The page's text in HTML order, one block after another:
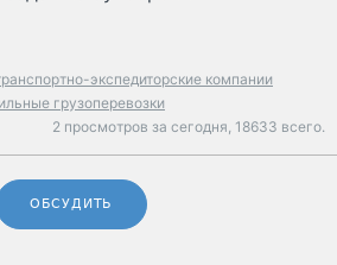
экспедиторские компании
грузоперевозки
2 просмотров за сегодня, 18633 всего.
ОБСУДИТЬ